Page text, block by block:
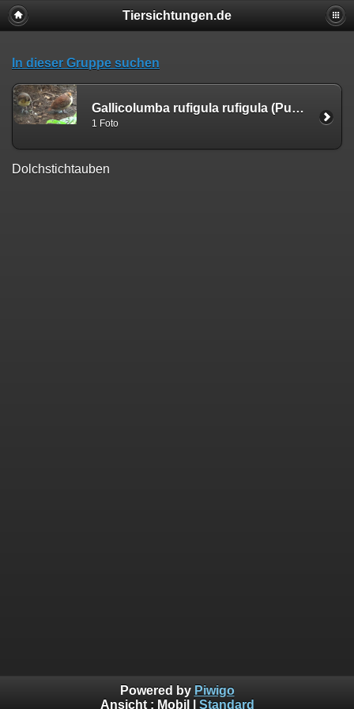
Tiersichtungen.de
In dieser Gruppe suchen
Gallicolumba rufigula rufigula (Pucheran, 1853)
1 Foto
Dolchstichtauben
Powered by Piwigo
Ansicht : Mobil Standard